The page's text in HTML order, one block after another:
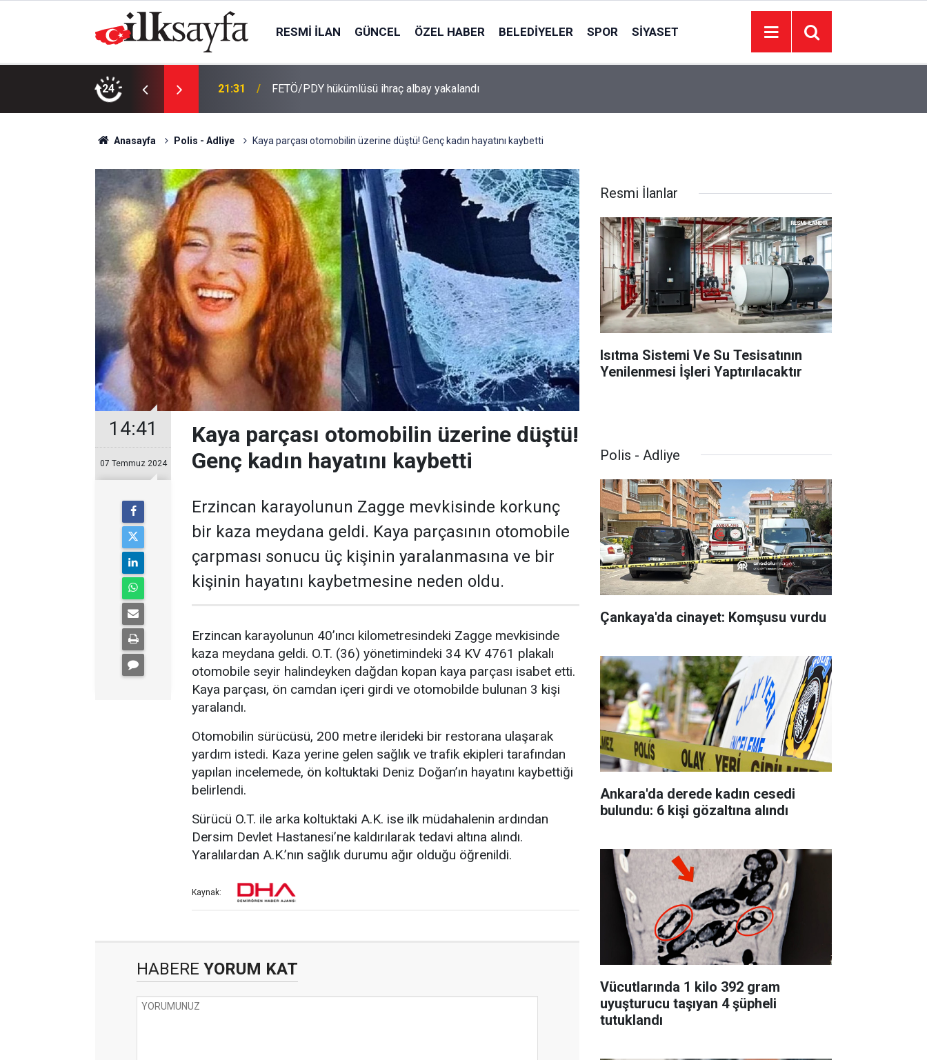
RESMI İLAN GÜNCEL ÖZEL HABER BELEDIYELER SPOR SIYASET
24 21:31 FETÖ/PDY hükümlüsü ihraç albay yakalandı
Anasayfa Polis - Adliye Kaya parçası otomobilin üzerine düştü! Genç kadın hayatını kaybetti
14:41
07 Temmuz 2024
Kaya parçası otomobilin üzerine düştü!
Genç kadın hayatını kaybetti
Erzincan karayolunun Zagge mevkisinde korkunç
bir kaza meydana geldi. Kaya parçasının otomobile
çarpması sonucu üç kişinin yaralanmasına ve bir
kişinin hayatını kaybetmesine neden oldu.
Erzincan karayolunun 40’ıncı kilometresindeki Zagge mevkisinde
kaza meydana geldi. O.T. (36) yönetimindeki 34 KV 4761 plakalı
otomobile seyir halindeyken dağdan kopan kaya parçası isabet etti.
Kaya parçası, ön camdan içeri girdi ve otomobilde bulunan 3 kişi
yaralandı.
Otomobilin sürücüsü, 200 metre ilerideki bir restorana ulaşarak
yardım istedi. Kaza yerine gelen sağlık ve trafik ekipleri tarafından
yapılan incelemede, ön koltuktaki Deniz Doğan’ın hayatını kaybettiği
belirlendi.
Sürücü O.T. ile arka koltuktaki A.K. ise ilk müdahalenin ardından
Dersim Devlet Hastanesi’ne kaldırılarak tedavi altına alındı.
Yaralılardan A.K.’nın sağlık durumu ağır olduğu öğrenildi.
Kaynak:
HABERE YORUM KAT
Resmi İlanlar
Isıtma Sistemi Ve Su Tesisatının
Yenilenmesi İşleri Yaptırılacaktır
Polis - Adliye
Çankaya'da cinayet: Komşusu vurdu
Ankara'da derede kadın cesedi
bulundu: 6 kişi gözaltına alındı
Vücutlarında 1 kilo 392 gram
uyuşturucu taşıyan 4 şüpheli
tutuklandı